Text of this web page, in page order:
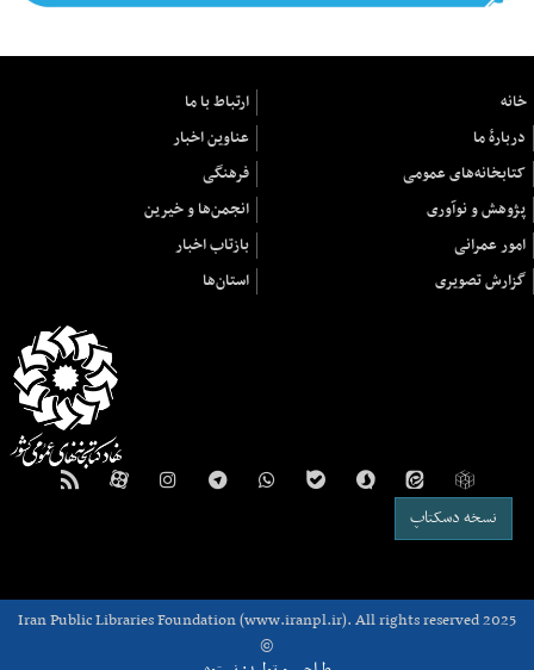
خانه
ارتباط با ما
دربارهٔ ما
عناوین اخبار
کتابخانه‌های عمومی
فرهنگی
پژوهش و نوآوری
انجمن‌ها و خیرین
امور عمرانی
بازتاب اخبار
گزارش تصویری
استان‌ها
نسخه دسکتاپ
Iran Public Libraries Foundation (www.iranpl.ir). All rights reserved 2025
©